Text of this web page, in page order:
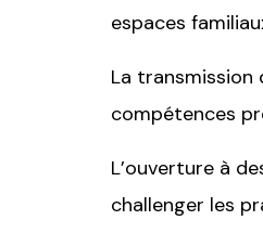
espaces
La transmission
compétences
L’ouverture à
challenger les